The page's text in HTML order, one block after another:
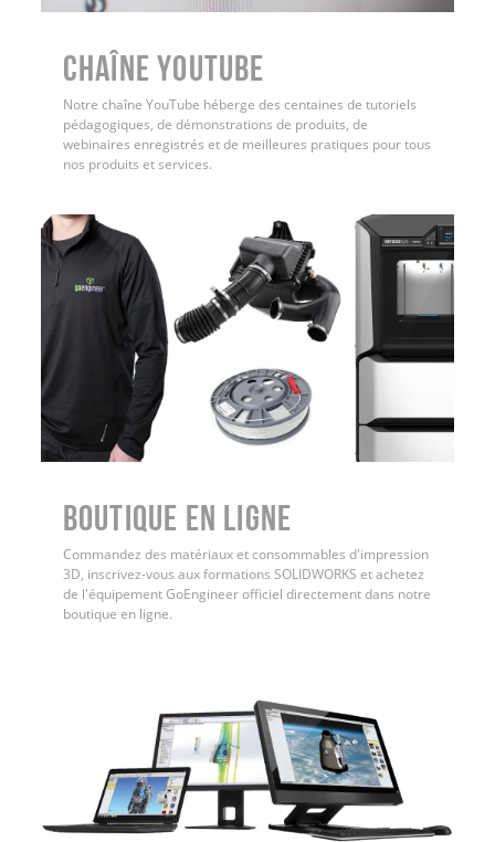
Chaîne YouTube
Notre chaîne YouTube héberge des centaines de tutoriels
pédagogiques, de démonstrations de produits, de
webinaires enregistrés et de meilleures pratiques pour tous
nos produits et services.
Boutique en ligne
Commandez des matériaux et consommables d'impression
3D, inscrivez-vous aux formations SOLIDWORKS et achetez
de l'équipement GoEngineer officiel directement dans notre
boutique en ligne.